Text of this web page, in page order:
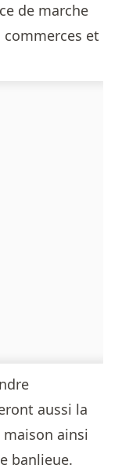
de marche
commerces et
aussi la
ainsi
banlieue.